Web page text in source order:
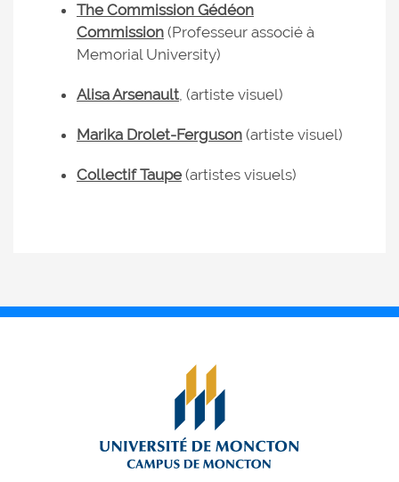
The Commission Gédéon
Commission (Professeur associé à
Memorial University)
Alisa Arsenault, (artiste visuel)
Marika Drolet-Ferguson (artiste visuel)
Collectif Taupe (artistes visuels)